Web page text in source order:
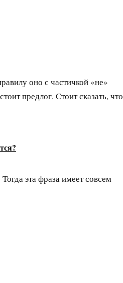
оно с частичкой «не»
предлог. Стоит сказать, что
эта фраза имеет совсем